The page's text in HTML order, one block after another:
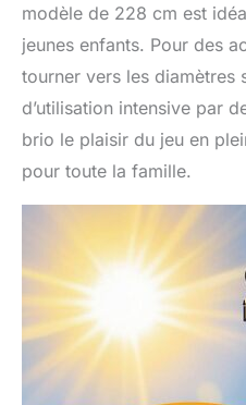
modèle de 228 cm est
jeunes enfants. Pour des
tourner vers les diamètres
d’utilisation intensive par
brio le plaisir du jeu en
pour toute la famille.